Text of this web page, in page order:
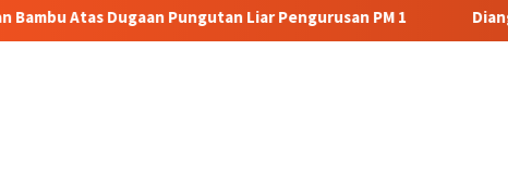
Liar Pengurusan PM 1 Dianggap Tidak Profesional,